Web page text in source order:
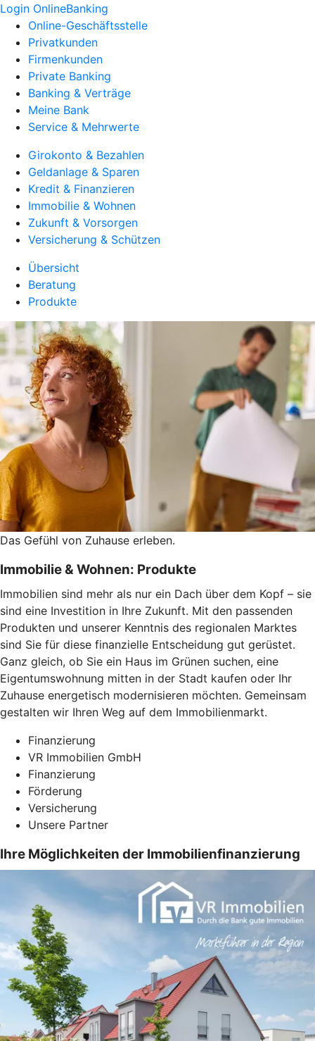
Login OnlineBanking
Online-Geschäftsstelle
Privatkunden
Firmenkunden
Private Banking
Banking & Verträge
Meine Bank
Service & Mehrwerte
Girokonto & Bezahlen
Geldanlage & Sparen
Kredit & Finanzieren
Immobilie & Wohnen
Zukunft & Vorsorgen
Versicherung & Schützen
Übersicht
Beratung
Produkte
Das Gefühl von Zuhause erleben.
Immobilie & Wohnen: Produkte
Immobilien sind mehr als nur ein Dach über dem Kopf – sie
sind eine Investition in Ihre Zukunft. Mit den passenden
Produkten und unserer Kenntnis des regionalen Marktes
sind Sie für diese finanzielle Entscheidung gut gerüstet.
Ganz gleich, ob Sie ein Haus im Grünen suchen, eine
Eigentumswohnung mitten in der Stadt kaufen oder Ihr
Zuhause energetisch modernisieren möchten. Gemeinsam
gestalten wir Ihren Weg auf dem Immobilienmarkt.
Finanzierung
VR Immobilien GmbH
Finanzierung
Förderung
Versicherung
Unsere Partner
Ihre Möglichkeiten der Immobilienfinanzierung